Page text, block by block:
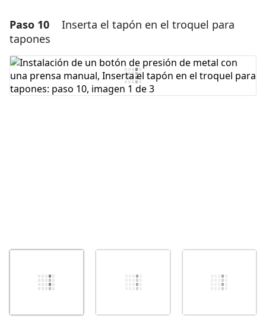
Agregar un comentario
Agregar Comentario
Paso 10
Inserta el tapón en el troquel para
tapones